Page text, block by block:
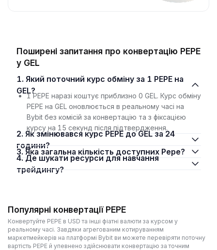
Поширені запитання про конвертацію PEPE
у GEL
1. Який поточний курс обміну за 1 PEPE на
GEL?
1 PEPE наразі коштує приблизно 0 GEL. Курс обміну
PEPE на GEL оновлюється в реальному часі на
Bybit без комісій за конвертацію та з фіксацією
курсу на 15 секунд після підтвердження.
2. Як змінювався курс PEPE до GEL за 24
години?
3. Яка загальна кількість доступних Pepe?
4. Де шукати ресурси для навчання
трейдингу?
Популярні конвертації PEPE
Конвертуйте PEPE в USD та інші фіатні валюти за курсом у
реальному часі. Завдяки агрегованим котируванням
маркетмейкерів на платформі Bybit ви можете перевіряти поточну
вартість PEPE й упевнено здійснювати конвертацію за точним